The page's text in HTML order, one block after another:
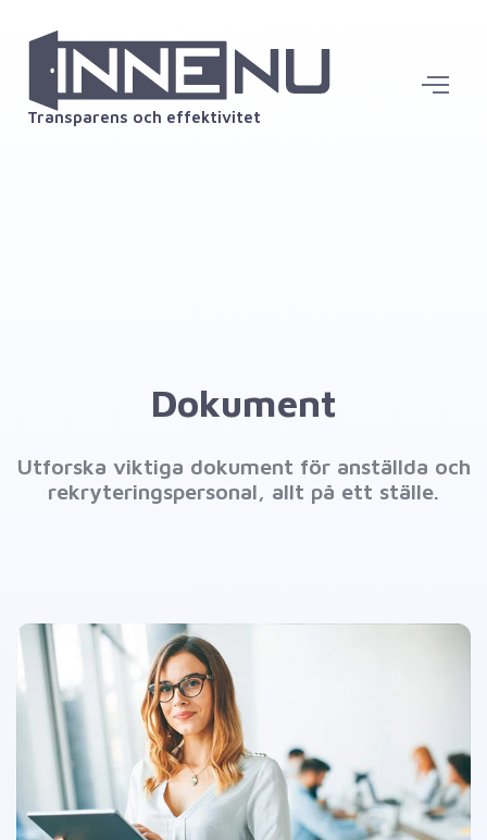
Transparens och effektivitet
Dokument
Utforska viktiga dokument för anställda och
rekryteringspersonal, allt på ett ställe.